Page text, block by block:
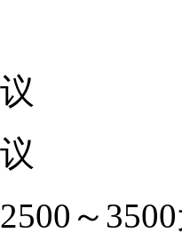
2500～